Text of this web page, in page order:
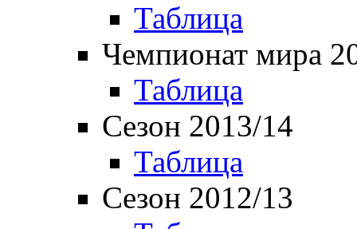
Таблица
Чемпионат мира
Таблица
Сезон 2013/14
Таблица
Сезон 2012/13